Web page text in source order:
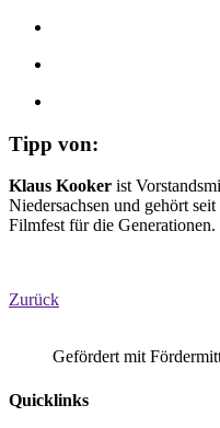
Tipp von:
Klaus Kooker ist
Niedersachsen und gehört
Filmfest für die
Zurück
Gefördert mit
Quicklinks